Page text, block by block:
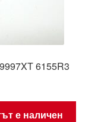
6155R3
е наличен